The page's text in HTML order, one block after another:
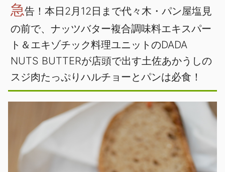
急告！本日2月12日まで代々木・パン屋塩見
の前で、ナッツバター複合調味料エキスパー
ト＆エキゾチック料理ユニットのDADA
NUTS BUTTERが店頭で出す土佐あかうしの
スジ肉たっぷりハルチョーとパンは必食！